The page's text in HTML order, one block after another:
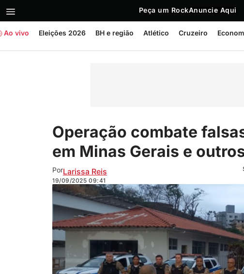
Peça um RockAnuncie Aqui
Ao vivo Eleições 2026 BH e região Atlético Cruzeiro
Operação combate
em Minas Gerais e
PorLarissa Reis
19/09/2025 09:41